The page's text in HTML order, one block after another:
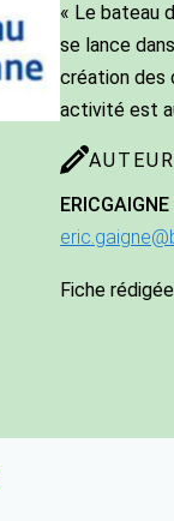
« Le bateau
se lance
création des
activité est
ERICGAIGNE
Fiche